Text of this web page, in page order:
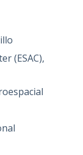
(ESAC),